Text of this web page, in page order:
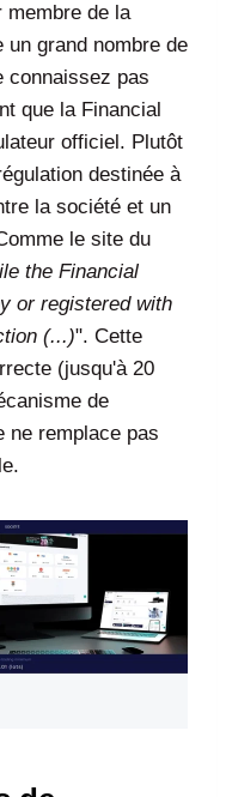
membre de la
un grand nombre de
connaissez pas
que la Financial
officiel. Plutôt
destinée à
la société et un
le site du
the Financial
or registered with
(...)". Cette
(jusqu'à 20
de
ne remplace pas